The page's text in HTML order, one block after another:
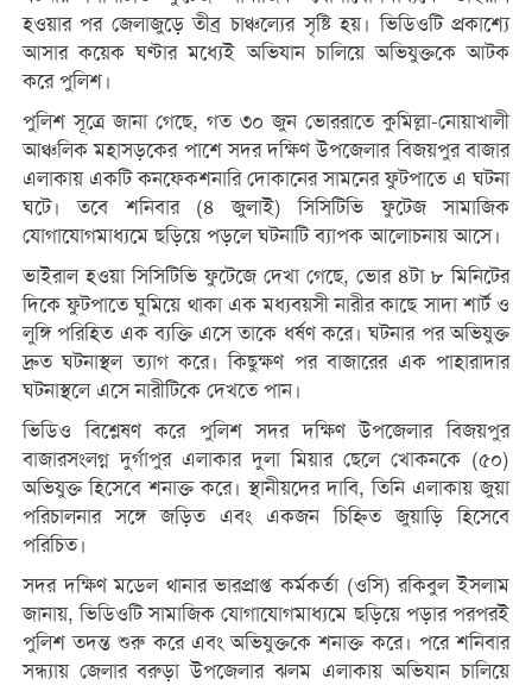
হওয়ার পর জেলাজুড়ে তীব্র চাঞ্চল্যের সৃষ্টি হয়। ভিডিওটি প্রকাশ্যে
আসার কয়েক ঘণ্টার মধ্যেই অভিযান চালিয়ে অভিযুক্তকে আটক
করে পুলিশ।
পুলিশ সূত্রে জানা গেছে, গত ৩০ জুন ভোররাতে কুমিল্লা-নোয়াখালী
আঞ্চলিক মহাসড়কের পাশে সদর দক্ষিণ উপজেলার বিজয়পুর বাজার
এলাকায় একটি কনফেকশনারি দোকানের সামনের ফুটপাতে এ ঘটনা
ঘটে। তবে শনিবার (৪ জুলাই) সিসিটিভি ফুটেজ সামাজিক
যোগাযোগমাধ্যমে ছড়িয়ে পড়লে ঘটনাটি ব্যাপক আলোচনায় আসে।
ভাইরাল হওয়া সিসিটিভি ফুটেজে দেখা গেছে, ভোর ৪টা ৮ মিনিটের
দিকে ফুটপাতে ঘুমিয়ে থাকা এক মধ্যবয়সী নারীর কাছে সাদা শার্ট ও
লুঙ্গি পরিহিত এক ব্যক্তি এসে তাকে ধর্ষণ করে। ঘটনার পর অভিযুক্ত
দ্রুত ঘটনাস্থল ত্যাগ করে। কিছুক্ষণ পর বাজারের এক পাহারাদার
ঘটনাস্থলে এসে নারীটিকে দেখতে পান।
ভিডিও বিশ্লেষণ করে পুলিশ সদর দক্ষিণ উপজেলার বিজয়পুর
বাজারসংলগ্ন দুর্গাপুর এলাকার দুলা মিয়ার ছেলে খোকনকে (৫০)
অভিযুক্ত হিসেবে শনাক্ত করে। স্থানীয়দের দাবি, তিনি এলাকায় জুয়া
পরিচালনার সঙ্গে জড়িত এবং একজন চিহ্নিত জুয়াড়ি হিসেবে
পরিচিত।
সদর দক্ষিণ মডেল থানার ভারপ্রাপ্ত কর্মকর্তা (ওসি) রকিবুল ইসলাম
জানায়, ভিডিওটি সামাজিক যোগাযোগমাধ্যমে ছড়িয়ে পড়ার পরপরই
পুলিশ তদন্ত শুরু করে এবং অভিযুক্তকে শনাক্ত করে। পরে শনিবার
সন্ধ্যায় জেলার বরুড়া উপজেলার ঝলম এলাকায় অভিযান চালিয়ে